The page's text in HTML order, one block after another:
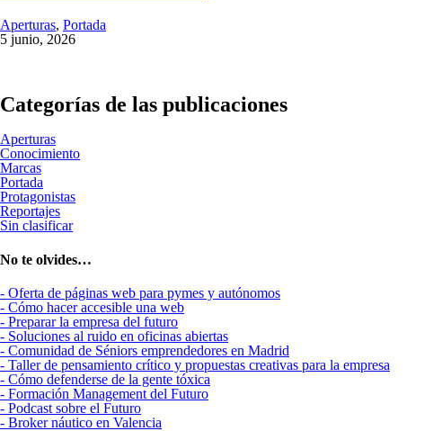
Aperturas, Portada
5 junio, 2026
Categorías de las publicaciones
Aperturas
Conocimiento
Marcas
Portada
Protagonistas
Reportajes
Sin clasificar
No te olvides…
- Oferta de páginas web para pymes y autónomos
- Cómo hacer accesible una web
- Preparar la empresa del futuro
- Soluciones al ruido en oficinas abiertas
- Comunidad de Séniors emprendedores en Madrid
- Taller de pensamiento crítico y propuestas creativas para la empresa
- Cómo defenderse de la gente tóxica
- Formación Management del Futuro
- Podcast sobre el Futuro
- Broker náutico en Valencia